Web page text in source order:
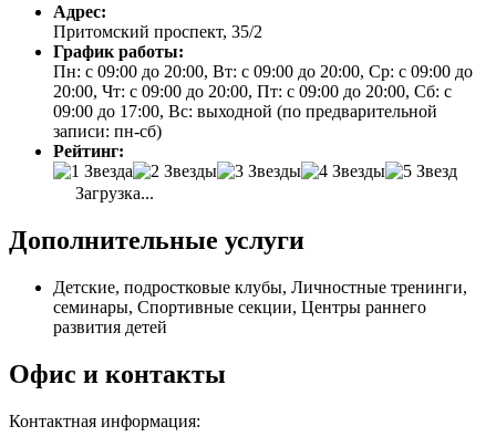
Адрес:
Притомский проспект, 35/2
График работы:
Пн: с 09:00 до 20:00, Вт: с 09:00 до 20:00, Ср: с 09:00 до
20:00, Чт: с 09:00 до 20:00, Пт: с 09:00 до 20:00, Сб: с
09:00 до 17:00, Вс: выходной (по предварительной
записи: пн-сб)
Рейтинг:
Загрузка...
Дополнительные услуги
Детские, подростковые клубы, Личностные тренинги,
семинары, Спортивные секции, Центры раннего
развития детей
Офис и контакты
Контактная информация: